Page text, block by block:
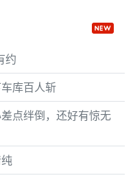
约
库百人斩
点绊倒，还好有惊无